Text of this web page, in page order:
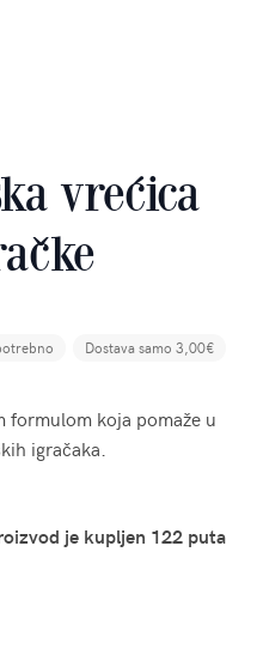
vrećica
Dostava samo 3,00€
formulom koja pomaže u
igračaka.
je kupljen 122 puta